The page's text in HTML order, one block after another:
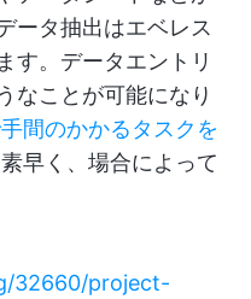
ータ抽出はエベレス
す。データエントリ
なことが可能になり
間のかかるタスクを
早く、場合によって
32660/project-